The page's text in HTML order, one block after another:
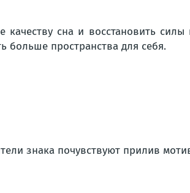
сна и восстановить силы
больше пространства для себя.
знака почувствуют прилив